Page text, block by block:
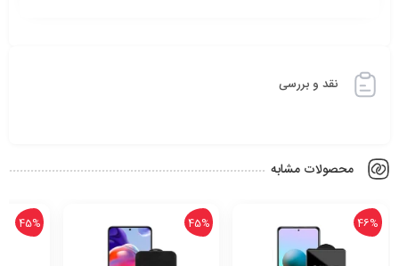
نقد و بررسی
محصولات مشابه
45%
45%
42%